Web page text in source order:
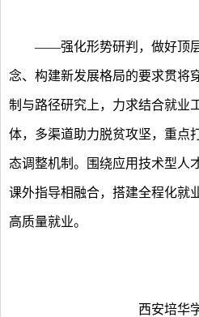
——强化形势研判，做好顶层
念、构建新发展格局的要求贯将
制与路径研究上，力求结合就业
体，多渠道助力脱贫攻坚，重点
态调整机制。围绕应用技术型人
课外指导相融合，搭建全程化就
高质量就业。
西安培华学院举办“